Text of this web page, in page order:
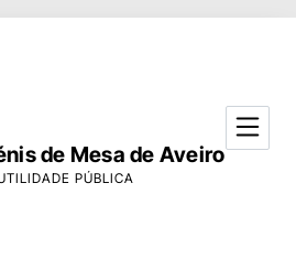
de Mesa de Aveiro
PÚBLICA